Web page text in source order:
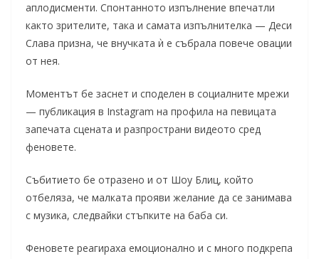
аплодисменти. Спонтанното изпълнение впечатли
както зрителите, така и самата изпълнителка — Деси
Слава призна, че внучката ѝ е събрала повече овации
от нея.
Моментът бе заснет и споделен в социалните мрежи
— публикация в Instagram на профила на певицата
запечата сцената и разпространи видеото сред
феновете.
Събитието бе отразено и от Шоу Блиц, който
отбеляза, че малката прояви желание да се занимава
с музика, следвайки стъпките на баба си.
Феновете реагираха емоционално и с много подкрепа